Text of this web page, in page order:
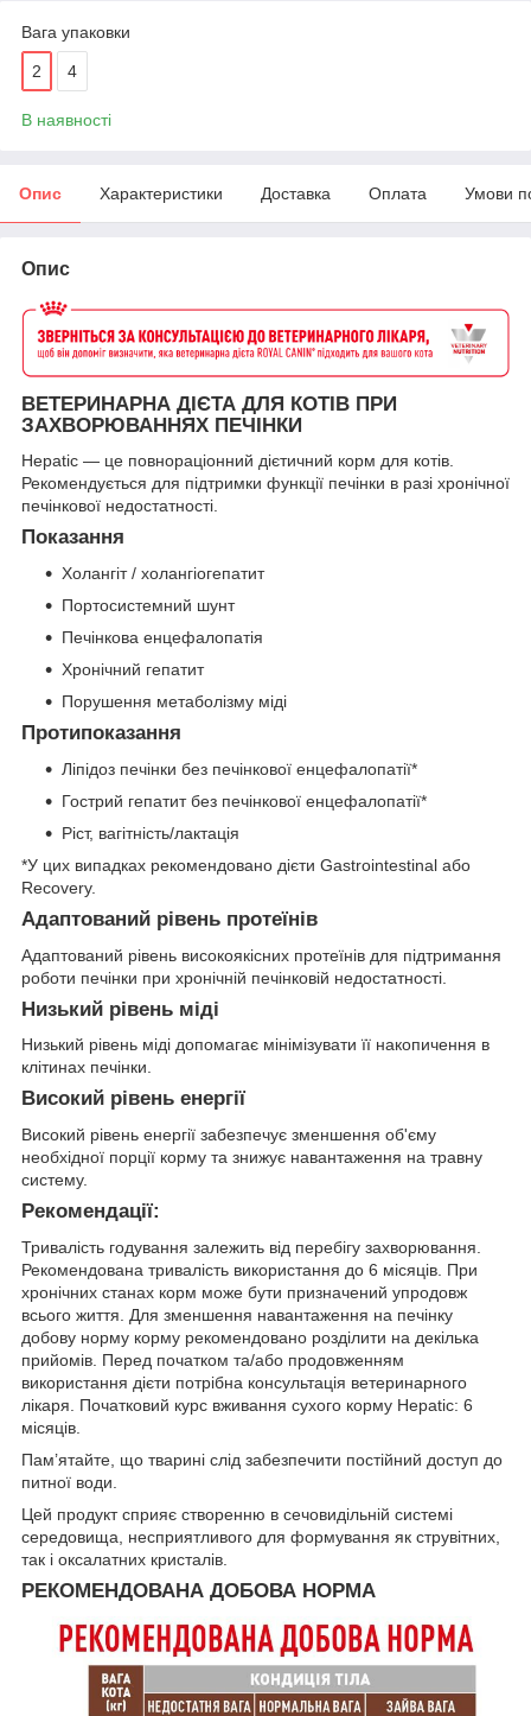
Вага упаковки
2 4
В наявності
Опис Характеристики Доставка Оплата Умови
Опис
ВЕТЕРИНАРНА ДІЄТА ДЛЯ КОТІВ ПРИ
ЗАХВОРЮВАННЯХ ПЕЧІНКИ
Hepatic — це повнораціонний дієтичний корм для котів.
Рекомендується для підтримки функції печінки в разі хронічної
печінкової недостатності.
Показання
Холангіт / холангіогепатит
Портосистемний шунт
Печінкова енцефалопатія
Хронічний гепатит
Порушення метаболізму міді
Протипоказання
Ліпідоз печінки без печінкової енцефалопатії*
Гострий гепатит без печінкової енцефалопатії*
Ріст, вагітність/лактація
*У цих випадках рекомендовано дієти Gastrointestinal або
Recovery.
Адаптований рівень протеїнів
Адаптований рівень високоякісних протеїнів для підтримання
роботи печінки при хронічній печінковій недостатності.
Низький рівень міді
Низький рівень міді допомагає мінімізувати її накопичення в
клітинах печінки.
Високий рівень енергії
Високий рівень енергії забезпечує зменшення об'єму
необхідної порції корму та знижує навантаження на травну
систему.
Рекомендації:
Тривалість годування залежить від перебігу захворювання.
Рекомендована тривалість використання до 6 місяців. При
хронічних станах корм може бути призначений упродовж
всього життя. Для зменшення навантаження на печінку
добову норму корму рекомендовано розділити на декілька
прийомів. Перед початком та/або продовженням
використання дієти потрібна консультація ветеринарного
лікаря. Початковий курс вживання сухого корму Hepatic: 6
місяців.
Пам’ятайте, що тварині слід забезпечити постійний доступ до
питної води.
Цей продукт сприяє створенню в сечовидільній системі
середовища, несприятливого для формування як струвітних,
так і оксалатних кристалів.
РЕКОМЕНДОВАНА ДОБОВА НОРМА